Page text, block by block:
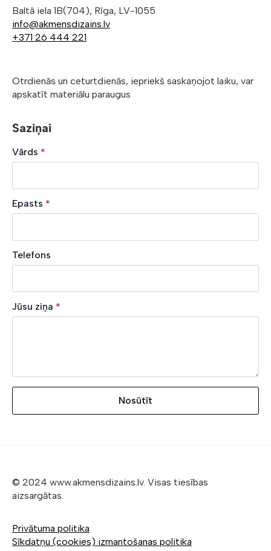
Baltā iela 1B(704), Rīga, LV-1055
info@akmensdizains.lv
+371 26 444 221
Otrdienās un ceturtdienās, iepriekš saskaņojot laiku, var
apskatīt materiālu paraugus
Saziņai
Vārds *
Epasts *
Telefons
Jūsu ziņa *
Nosūtīt
© 2024 www.akmensdizains.lv. Visas tiesības
aizsargātas.
Privātuma politika
Sīkdatņu (cookies) izmantošanas politika